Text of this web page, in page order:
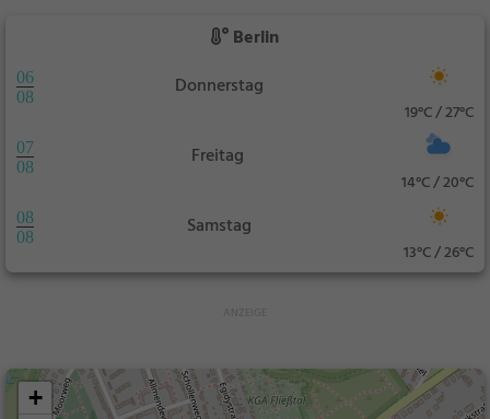
Berlin
06
08
Donnerstag
19°C / 27°C
07
08
Freitag
14°C / 20°C
08
08
Samstag
13°C / 26°C
+